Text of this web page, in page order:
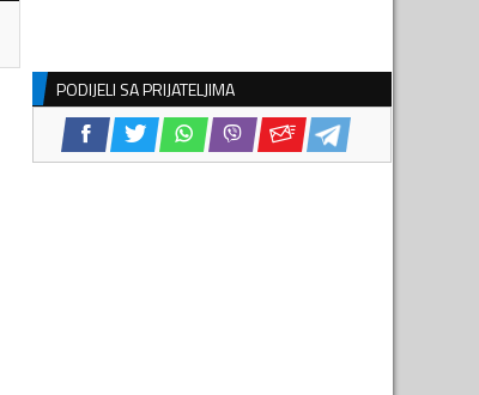
PODIJELI SA PRIJATELJIMA